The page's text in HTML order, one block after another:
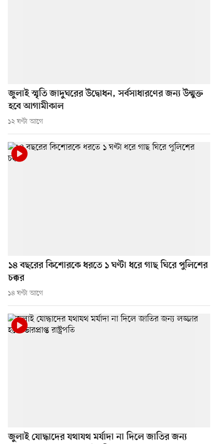
জুলাই স্মৃতি জাদুঘরের উদ্বোধন, সর্বসাধারণের জন্য উন্মুক্ত
হবে আগামীকাল
১২ ঘণ্টা আগে
১৪ বছরের কিশোরকে ধরতে ১ ঘণ্টা ধরে গাছ ঘিরে পুলিশের
চক্কর
১৪ ঘণ্টা আগে
জুলাই যোদ্ধাদের যথাযথ মর্যাদা না দিলে জাতির জন্য